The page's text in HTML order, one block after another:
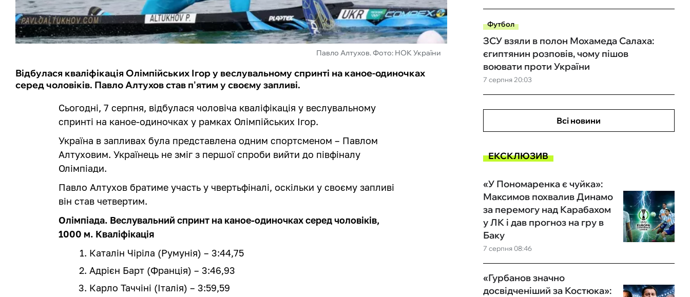
Павло Алтухов. Фото: НОК України
Відбулася кваліфікація Олімпійських Ігор у веслувальному спринті на каное-одиночках
серед чоловіків. Павло Алтухов став п'ятим у своєму запливі.
Сьогодні, 7 серпня, відбулася чоловіча кваліфікація у веслувальному
спринті на каное-одиночках у рамках Олімпійських Ігор.
Україна в запливах була представлена одним спортсменом – Павлом
Алтуховим. Українець не зміг з першої спроби вийти до півфіналу
Олімпіади.
Павло Алтухов братиме участь у чвертьфіналі, оскільки у своєму запливі
він став четвертим.
Олімпіада. Веслувальний спринт на каное-одиночках серед чоловіків,
1000 м. Кваліфікація
Каталін Чіріла (Румунія) – 3:44,75
Адрієн Барт (Франція) – 3:46,93
Карло Таччіні (Італія) – 3:59,59
Футбол
7 серпня 20:03
ЗСУ взяли в полон Мохамеда Салаха:
єгиптянин розповів, чому пішов
воювати проти України
Всі новини
ЕКСКЛЮЗИВ
7 серпня 08:46
«У Пономаренка є чуйка»:
Максимов похвалив Динамо
за перемогу над Карабахом
у ЛК і дав прогноз на гру в
Баку
«Гурбанов значно
досвідченіший за Костюка»: